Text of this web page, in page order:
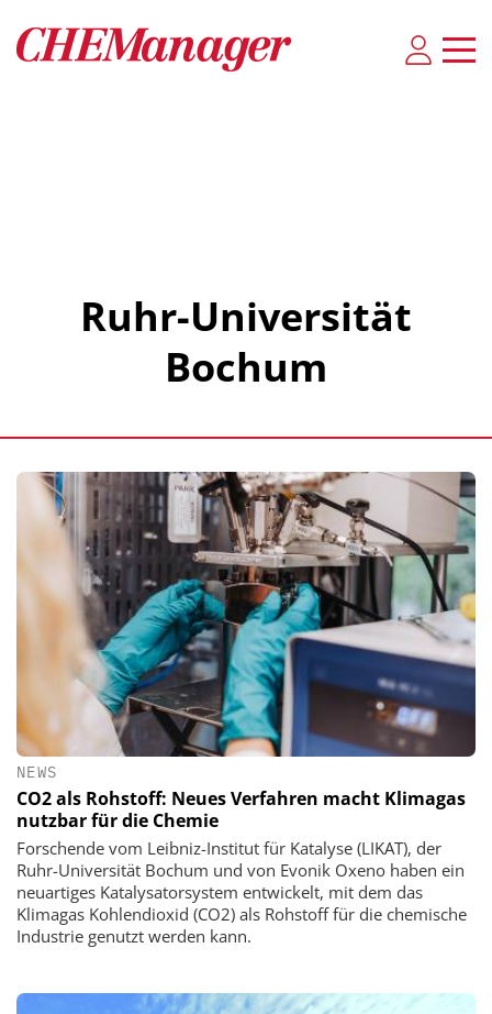
Ruhr-Universität
Bochum
NEWS
CO2 als Rohstoff: Neues Verfahren macht Klimagas
nutzbar für die Chemie
Forschende vom Leibniz-Institut für Katalyse (LIKAT), der
Ruhr-Universität Bochum und von Evonik Oxeno haben ein
neuartiges Katalysatorsystem entwickelt, mit dem das
Klimagas Kohlendioxid (CO2) als Rohstoff für die chemische
Industrie genutzt werden kann.